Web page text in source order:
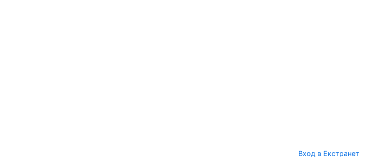
Вход в Екстранет